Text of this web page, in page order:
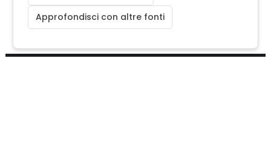
Approfondisci con altre fonti